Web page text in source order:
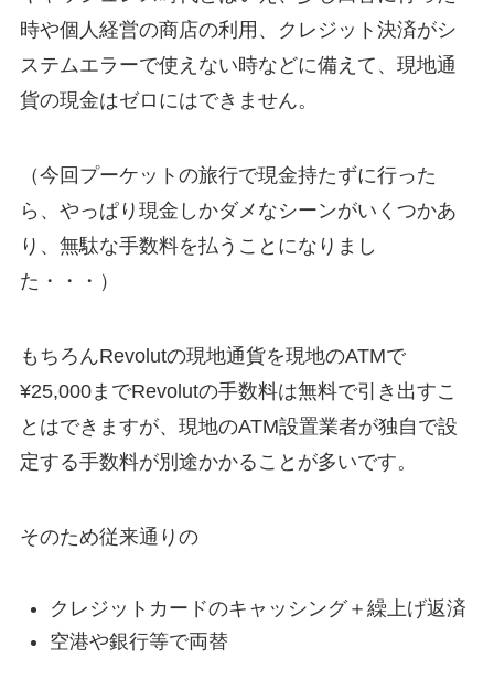
時や個人経営の商店の利用、クレジット決済がシ
ステムエラーで使えない時などに備えて、現地通
貨の現金はゼロにはできません。
（今回プーケットの旅行で現金持たずに行った
ら、やっぱり現金しかダメなシーンがいくつかあ
り、無駄な手数料を払うことになりまし
た・・・）
もちろんRevolutの現地通貨を現地のATMで
¥25,000までRevolutの手数料は無料で引き出すこ
とはできますが、現地のATM設置業者が独自で設
定する手数料が別途かかることが多いです。
そのため従来通りの
クレジットカードのキャッシング＋繰上げ返済
空港や銀行等で両替